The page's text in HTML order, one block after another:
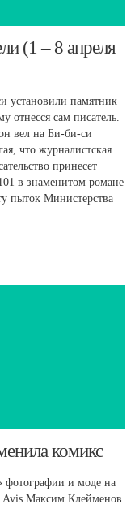
(1 – 8 апреля
установили памятник
отнесся сам писатель.
вел на Би-би-си
что журналистская
принесет
в знаменитом романе
пыток Министерства
комикс
фотографии и моде на
Avis Максим Клейменов.